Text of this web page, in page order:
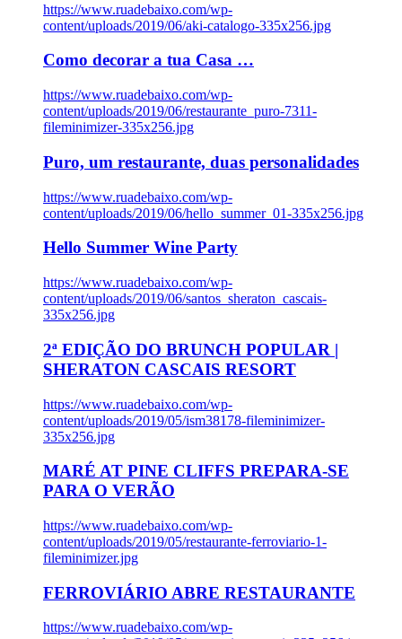
https://www.ruadebaixo.com/wp-
content/uploads/2019/06/aki-catalogo-335x256.jpg
Como decorar a tua Casa …
https://www.ruadebaixo.com/wp-
content/uploads/2019/06/restaurante_puro-7311-
fileminimizer-335x256.jpg
Puro, um restaurante, duas personalidades
https://www.ruadebaixo.com/wp-
content/uploads/2019/06/hello_summer_01-335x256.jpg
Hello Summer Wine Party
https://www.ruadebaixo.com/wp-
content/uploads/2019/06/santos_sheraton_cascais-
335x256.jpg
2ª EDIÇÃO DO BRUNCH POPULAR |
SHERATON CASCAIS RESORT
https://www.ruadebaixo.com/wp-
content/uploads/2019/05/ism38178-fileminimizer-
335x256.jpg
MARÉ AT PINE CLIFFS PREPARA-SE
PARA O VERÃO
https://www.ruadebaixo.com/wp-
content/uploads/2019/05/restaurante-ferroviario-1-
fileminimizer.jpg
FERROVIÁRIO ABRE RESTAURANTE
https://www.ruadebaixo.com/wp-